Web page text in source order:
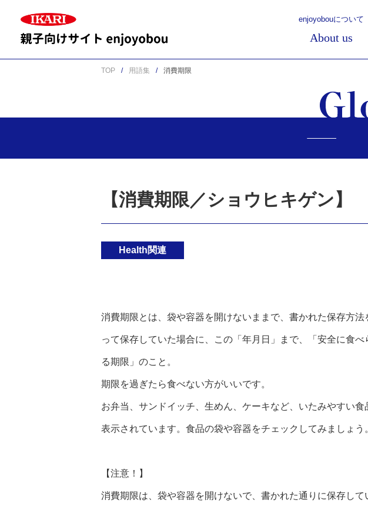
enjoyobouについて
About us
TOP 用語集 消費期限
【消費期限／ショウヒキゲン】
Health関連
消費期限とは、袋や容器を開けないままで、書かれた保存方法
って保存していた場合に、この「年月日」まで、「安全に食べ
る期限」のこと。
期限を過ぎたら食べない方がいいです。
お弁当、サンドイッチ、生めん、ケーキなど、いたみやすい食
表示されています。食品の袋や容器をチェックしてみましょう
【注意！】
消費期限は、袋や容器を開けないで、書かれた通りに保存して